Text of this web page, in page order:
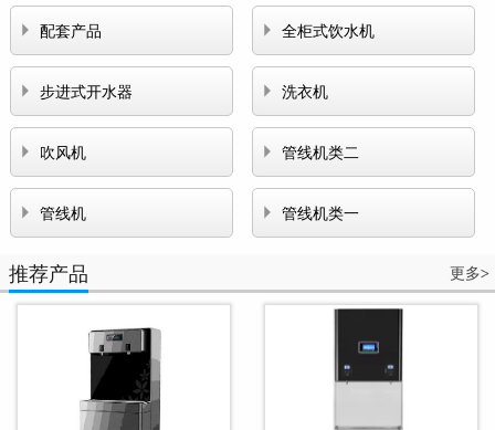
 配套产品  全柜式饮水机
 步进式开水器  洗衣机
 吹风机  管线机类二
 管线机  管线机类一
推荐产品 更多>